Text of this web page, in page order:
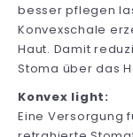
besser pflegen
Konvexschale
Haut. Damit
Stoma über das
Konvex light:
Eine Versorgung